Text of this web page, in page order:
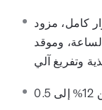
كامل، مزود
بسعة 30 طن في الساعة، وموقد